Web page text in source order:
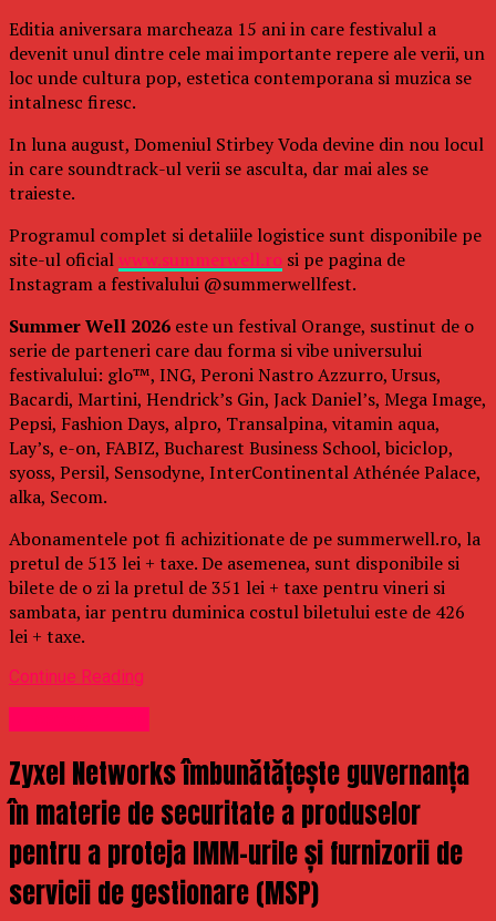
Editia aniversara marcheaza 15 ani in care festivalul a
devenit unul dintre cele mai importante repere ale verii, un
loc unde cultura pop, estetica contemporana si muzica se
intalnesc firesc.
In luna august, Domeniul Stirbey Voda devine din nou locul
in care soundtrack-ul verii se asculta, dar mai ales se
traieste.
Programul complet si detaliile logistice sunt disponibile pe
site-ul oficialwww.summerwell.ro si pe pagina de
Instagram a festivalului @summerwellfest.
Summer Well 2026 este un festival Orange, sustinut de o
serie de parteneri care dau forma si vibe universului
festivalului: glo™, ING, Peroni Nastro Azzurro, Ursus,
Bacardi, Martini, Hendrick’s Gin, Jack Daniel’s, Mega Image,
Pepsi, Fashion Days, alpro, Transalpina, vitamin aqua,
Lay’s, e-on, FABIZ, Bucharest Business School, biciclop,
syoss, Persil, Sensodyne, InterContinental Athénée Palace,
alka, Secom.
Abonamentele pot fi achizitionate de pe summerwell.ro, la
pretul de 513 lei + taxe. De asemenea, sunt disponibile si
bilete de o zi la pretul de 351 lei + taxe pentru vineri si
sambata, iar pentru duminica costul biletului este de 426
lei + taxe.
Continue Reading
Zyxel Networks îmbunătățește guvernanța
în materie de securitate a produselor
pentru a proteja IMM-urile și furnizorii de
servicii de gestionare (MSP)